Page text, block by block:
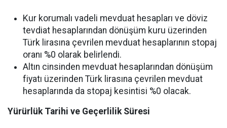
Kur korumalı vadeli mevduat hesapları ve döviz
tevdiat hesaplarından dönüşüm kuru üzerinden
Türk lirasına çevrilen mevduat hesaplarının stopaj
oranı %0 olarak belirlendi.
Altın cinsinden mevduat hesaplarından dönüşüm
fiyatı üzerinden Türk lirasına çevrilen mevduat
hesaplarında da stopaj kesintisi %0 olacak.
Yürürlük Tarihi ve Geçerlilik Süresi